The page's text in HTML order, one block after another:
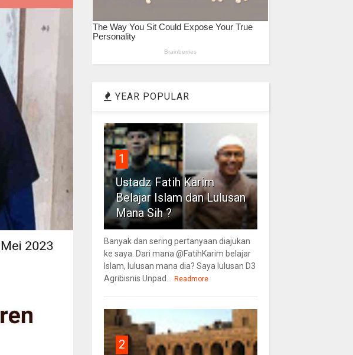
YEAR POPULAR
1
Ustadz Fatih Karim
Belajar Islam dan Lulusan
Mana Sih ?
Banyak dan sering pertanyaan diajukan
ke saya. Dari mana @FatihKarim belajar
Islam, lulusan mana dia? Saya lulusan D3
Agribisnis Unpad...
Readmore
2